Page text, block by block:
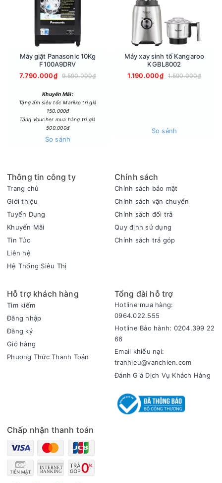
Chất liệu:Nhôm
Độ dày:4,2mm
Đường kính:24cm
Loại bếp sử dụng:Bếp ga, Bếp hồng ngoại, Bếp từ
Màu sắc:Đen
Dùng trên bếp từ:Có
Xuất xứ thương hiệu:Việt Nam
Máy giặt Panasonic 10Kg
F100A9DRV
7.790.000₫
9.590.000₫
Khuyến Mãi:
Tặng ấm siêu tốc Mariiko trị giá
150.000đ
Tặng Voucher mua hàng trị giá
500.000đ
So sánh
Máy xay sinh tố Kangaroo
KGBL8002
1.190.000₫
1.590.000₫
So sánh
Thông tin công ty
Trang chủ
Giới thiệu
Tuyển Dụng
Khuyến Mãi
Tin Tức
Liên hệ
Hệ Thống Siêu Thị
Chính sách
Chính sách bảo mật
Chính sách vận chuyển
Chính sách đổi trả
Quy định sử dụng
Chính sách trả góp
Hỗ trợ khách hàng
Tìm kiếm
Đăng nhập
Đăng ký
Giỏ hàng
Phương Thức Thanh Toán
Tổng đài hỗ trợ
Hotline mua hàng:
0964.022.555
Hotline Bảo hành: 0204.399 22
66
Email khiếu nại:
tranhieu@vanchien.com
Đánh Giá Dịch Vụ Khách Hàng
Chấp nhận thanh toán